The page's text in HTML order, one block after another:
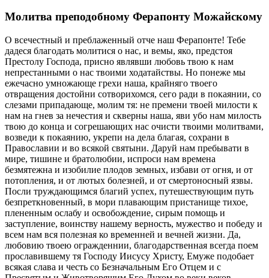
Молитва преподобному Ферапонту Можайскому
О всечестный и преблаженный отче наш Ферапонте! Тебе
дадеся благодать молитися о нас, и вемы, яко, предстоя
Престолу Господа, присно являвши любовь твою к нам
непрестанными о нас твоими ходатайствы. Но понеже мы
ежечасно умножающе грехи наша, крайняго твоего
отвращения достойни сотворихомся, сего ради в покаянии, со
слезами припадающе, молим тя: не премени твоей милости к
нам на гнев за нечестия и скверны наша, яви убо нам милость
твою до конца и согрешающих нас очисти твоими молитвами,
возведи к покаянию, укрепи на дела благая, сохрани в
Православии и во всякой святыни. Даруй нам пребывати в
мире, тишине и братолюбии, испроси нам времена
безмятежна и изобилие плодов земных, избави от огня, и от
потопления, и от лютых болезней, и от смертоносный язвы.
Посли труждающимся благий успех, путешествующим путь
безпреткновенный, в мори плавающим пристанище тихое,
плененным ослабу и освобождение, сирым помощь и
заступление, воинству нашему верность, мужество и победу и
всем нам вся полезная ко временней и вечней жизни. Да,
любовию твоею огражденнии, благодарственная всегда поем
прославившему тя Господу Иисусу Христу, Емуже подобает
всякая слава и честь со Безначальным Его Отцем и с